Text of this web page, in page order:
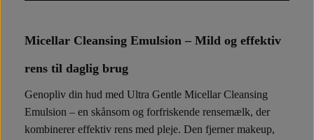
Micellar Cleansing Emulsion – Mild og effektiv
rens til daglig brug
Genopliv din hud med Ultra Gentle Micellar Cleansing
Emulsion – en skånsom og forfriskende rensemælk, der
kombinerer effektiv rens med pleje. Den fjerner makeup,